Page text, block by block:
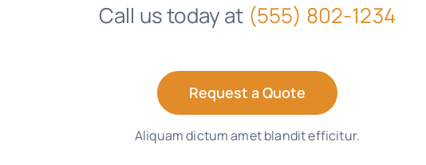
Call us today at (555) 802-1234
Request a Quote
Aliquam dictum amet blandit efficitur.